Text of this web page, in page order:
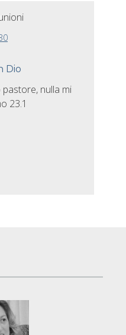
Dio
pastore, nulla mi
23.1